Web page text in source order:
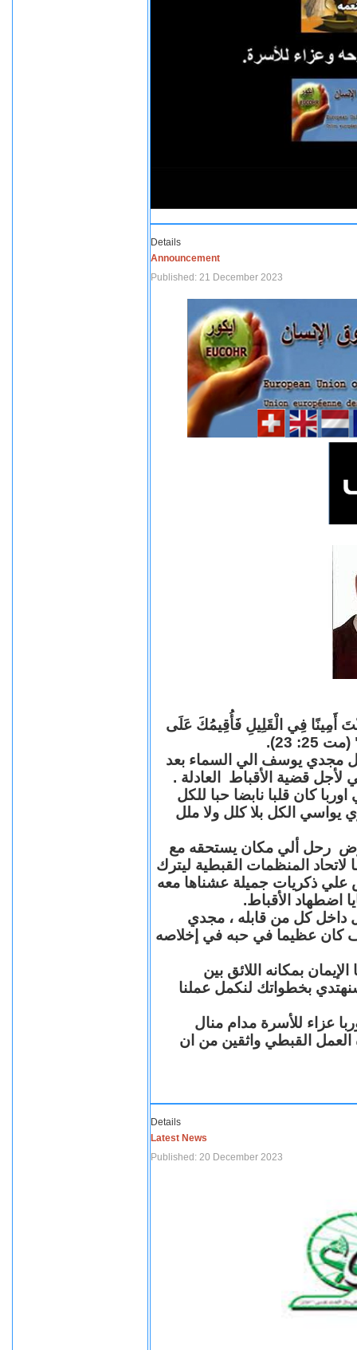
Details
Announcement
Published: 21 December 2023
أَمِينًا فِي الْقَلِيلِ فَأُقِيمُكَ عَلَى
23).
مجدي يوسف الي السماء بعد
قضية الأقباط العادلة .
كان قلبا نابضا حبا للكل
يواسي الكل بلا كلل ولا ملل
رحل ألي مكان يستحقه مع
المنظمات القبطية ليترك
علي ذكريات جميلة عشناها معه
اضطهاد الأقباط.
داخل كل من قابله ، مجدي
عظيما في حبه في إخلاصه
بمكانه اللائق بين
بخطواتك لنكمل عملنا
عزاء للأسرة مدام منال
العمل القبطي واثقين من ان
Details
Latest News
Published: 20 December 2023